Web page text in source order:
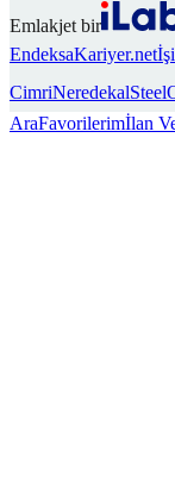
Emlakjet bir
EndeksaKariyer.net
CimriNeredekal
AraFavorilerimİlan